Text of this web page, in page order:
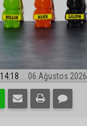
14:18 06 Ağustos 2026